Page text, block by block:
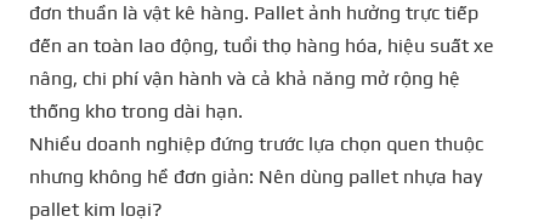
đơn thuần là vật kê hàng. Pallet ảnh hưởng trực tiếp
đến an toàn lao động, tuổi thọ hàng hóa, hiệu suất xe
nâng, chi phí vận hành và cả khả năng mở rộng hệ
thống kho trong dài hạn.
Nhiều doanh nghiệp đứng trước lựa chọn quen thuộc
nhưng không hề đơn giản: Nên dùng pallet nhựa hay
pallet kim loại?